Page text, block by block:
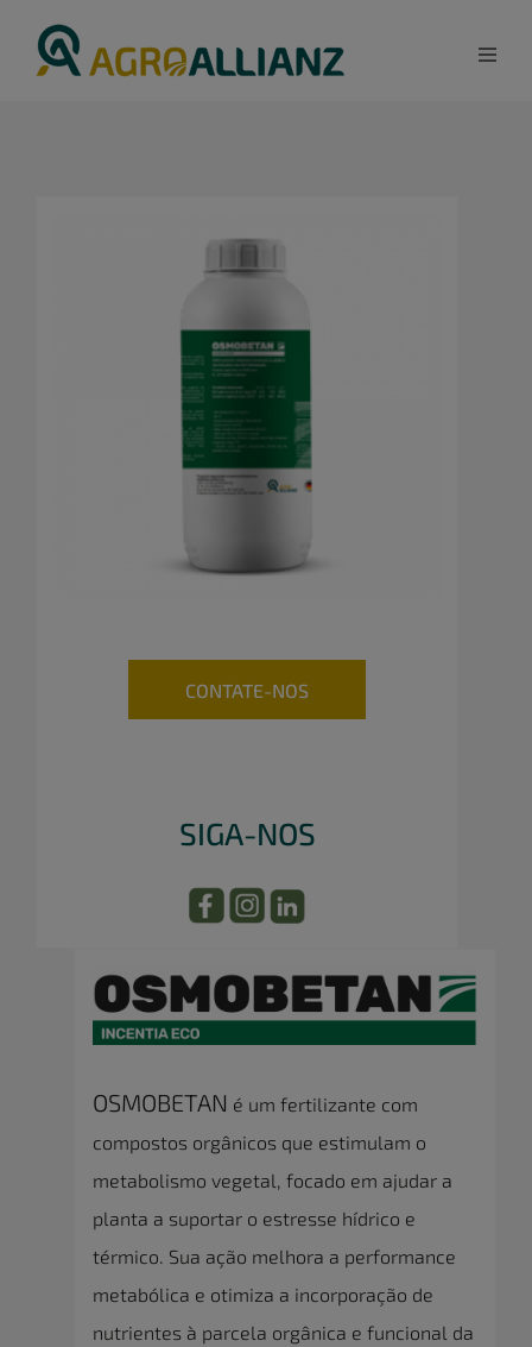
CONTATE-NOS
SIGA-NOS
OSMOBETAN é um fertilizante com
compostos orgânicos que estimulam o
metabolismo vegetal, focado em ajudar a
planta a suportar o estresse hídrico e
térmico. Sua ação melhora a performance
metabólica e otimiza a incorporação de
nutrientes à parcela orgânica e funcional da